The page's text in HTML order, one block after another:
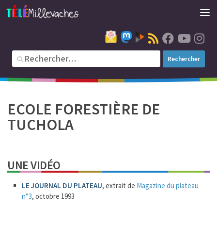
ECOLE FORESTIÈRE DE
TUCHOLA
UNE VIDÉO
LE JOURNAL DU PLATEAU, extrait de Magazine du plateau
n°3, octobre 1993